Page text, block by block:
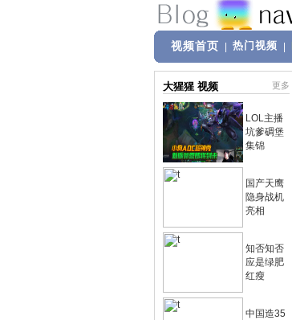
视频首页 热门视频
大猩猩 视频 更多
LOL主播
坑爹碉堡
集锦
国产天鹰
隐身战机
亮相
知否知否
应是绿肥
红瘦
中国造35